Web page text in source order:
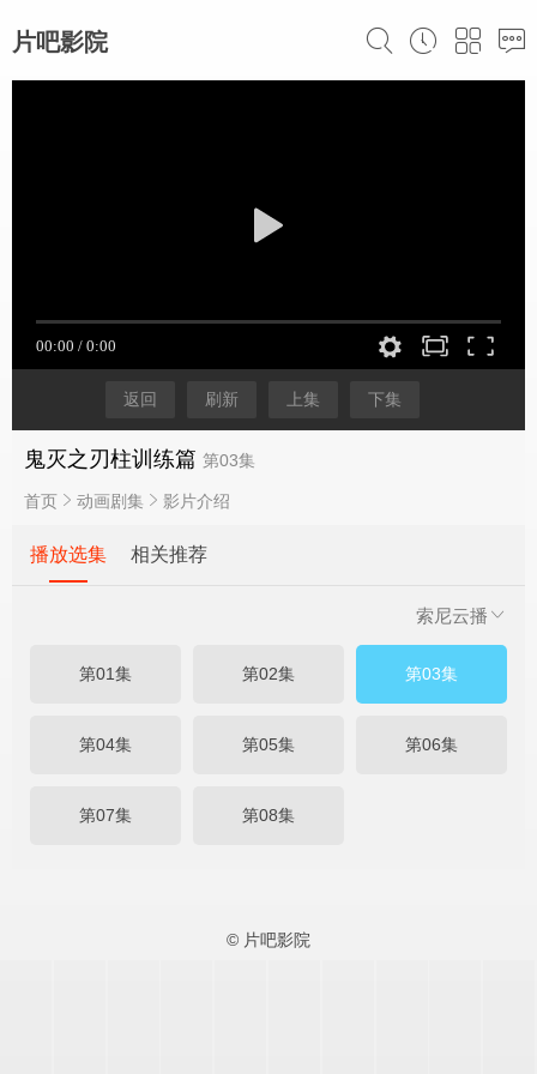
片吧影院
返回 刷新 上集 下集
鬼灭之刃柱训练篇 第03集
首页 动画剧集 影片介绍
播放选集 相关推荐
索尼云播
第01集 第02集 第03集
第04集 第05集 第06集
第07集 第08集
© 片吧影院